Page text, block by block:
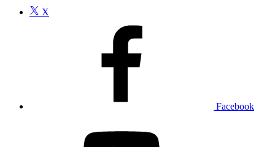
X
Facebook